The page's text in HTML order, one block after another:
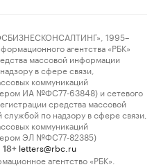
1995–
агентства «РБК»
массовой информации
в сфере связи,
коммуникаций
ИА №ФС77-63848) и сетевого
средства массовой
по надзору в сфере связи,
коммуникаций
ЭЛ №ФС77-82385)
18+ letters@rbc.ru
агентство «РБК».